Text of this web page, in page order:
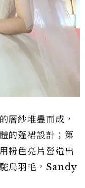
層紗堆疊而成，
的蓬裙設計；第
粉色亮片營造出
鳥羽毛，Sandy